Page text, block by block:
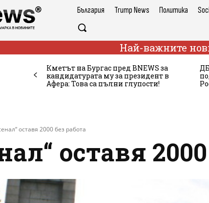
България Trump News Политика
Най-важните
Кметът на Бургас пред BNEWS за
кандидатурата му за президент в
Афера: Това са пълни глупости!
оставя 2000 без работа
оставя